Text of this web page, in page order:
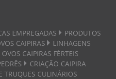
EMPREGADAS
PRODUTOS
CAIPIRAS
LINHAGENS
OVOS CAIPIRAS FÉRTEIS
CRIAÇÃO CAIPIRA
TRUQUES CULINÁRIOS